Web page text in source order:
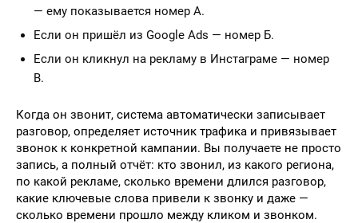
— ему показывается номер А.
Если он пришёл из Google Ads — номер Б.
Если он кликнул на рекламу в Инстаграме — номер
В.
Когда он звонит, система автоматически записывает
разговор, определяет источник трафика и привязывает
звонок к конкретной кампании. Вы получаете не просто
запись, а полный отчёт: кто звонил, из какого региона,
по какой рекламе, сколько времени длился разговор,
какие ключевые слова привели к звонку и даже —
сколько времени прошло между кликом и звонком.